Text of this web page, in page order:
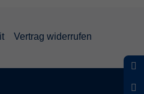
Vertrag widerrufen